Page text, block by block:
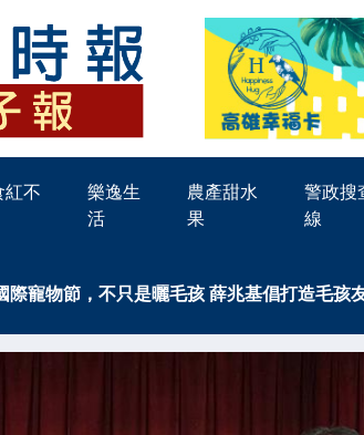
紅不
樂逸生
活
農產甜水
果
警政搜
線
際寵物節，不只是曬毛孩 薛兆基倡打造毛